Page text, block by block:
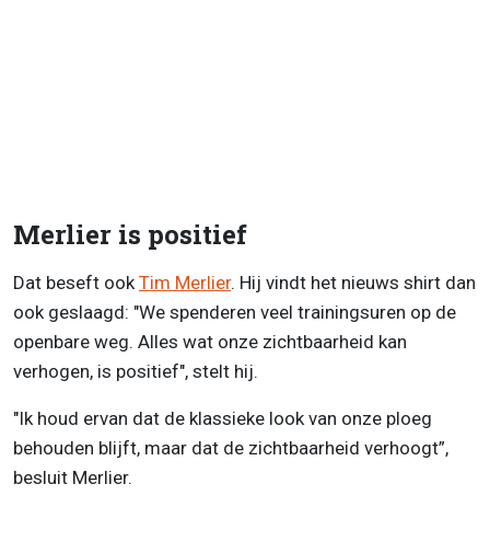
Merlier is positief
Dat beseft ookTim Merlier. Hij vindt het nieuws shirt dan
ook geslaagd: "We spenderen veel trainingsuren op de
openbare weg. Alles wat onze zichtbaarheid kan
verhogen, is positief", stelt hij.
"Ik houd ervan dat de klassieke look van onze ploeg
behouden blijft, maar dat de zichtbaarheid verhoogt”,
besluit Merlier.